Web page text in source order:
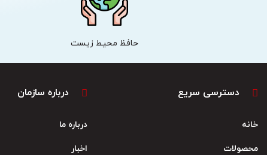
حافظ محیط زیست
دسترسی سریع
خانه
محصولات
درباره سازمان
درباره ما
اخبار